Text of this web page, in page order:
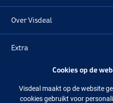
Over Visdeal
Extra
Cookies op de
Visdeal maakt op de website
cookies gebruikt voor